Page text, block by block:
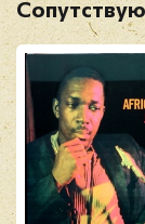
Перед